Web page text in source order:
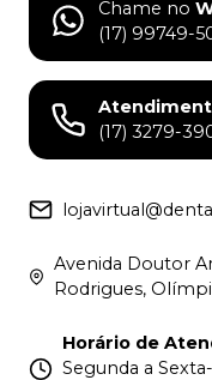
Chame no
(17) 99749-
(17) 3279-
Avenida Doutor
Rodrigues,
Horário de
Segunda a